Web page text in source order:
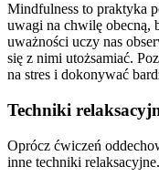
Mindfulness to praktyka
uwagi na chwilę obecną,
uważności uczy nas
się z nimi utożsamiać.
na stres i dokonywać
Techniki
Oprócz ćwiczeń
inne techniki